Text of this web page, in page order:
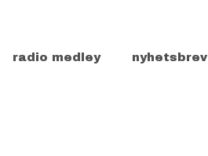
radio medley nyhetsbrev